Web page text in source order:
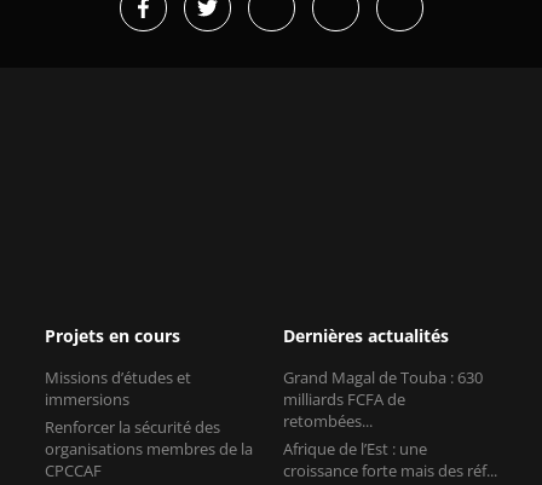
Projets en cours
Missions d’études et
immersions
Renforcer la sécurité des
organisations membres de la
CPCCAF
Dernières actualités
Grand Magal de Touba : 630
milliards FCFA de
retombées...
Afrique de l’Est : une
croissance forte mais des réf...